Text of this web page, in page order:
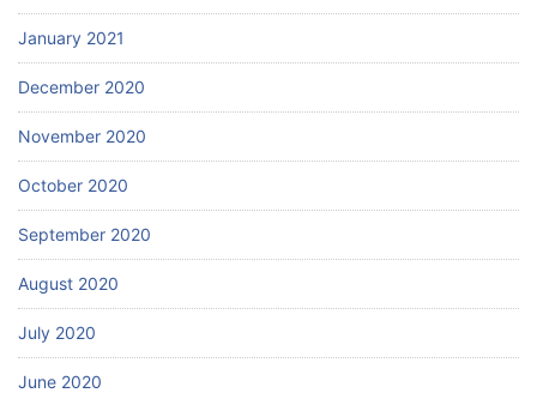
January 2021
December 2020
November 2020
October 2020
September 2020
August 2020
July 2020
June 2020